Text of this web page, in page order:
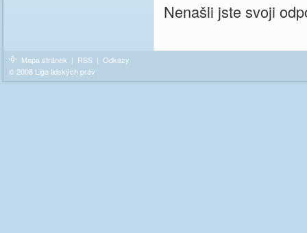
Nenašli jste svoji
Mapa stránek | RSS | Odkazy
© 2008 Liga lidských práv